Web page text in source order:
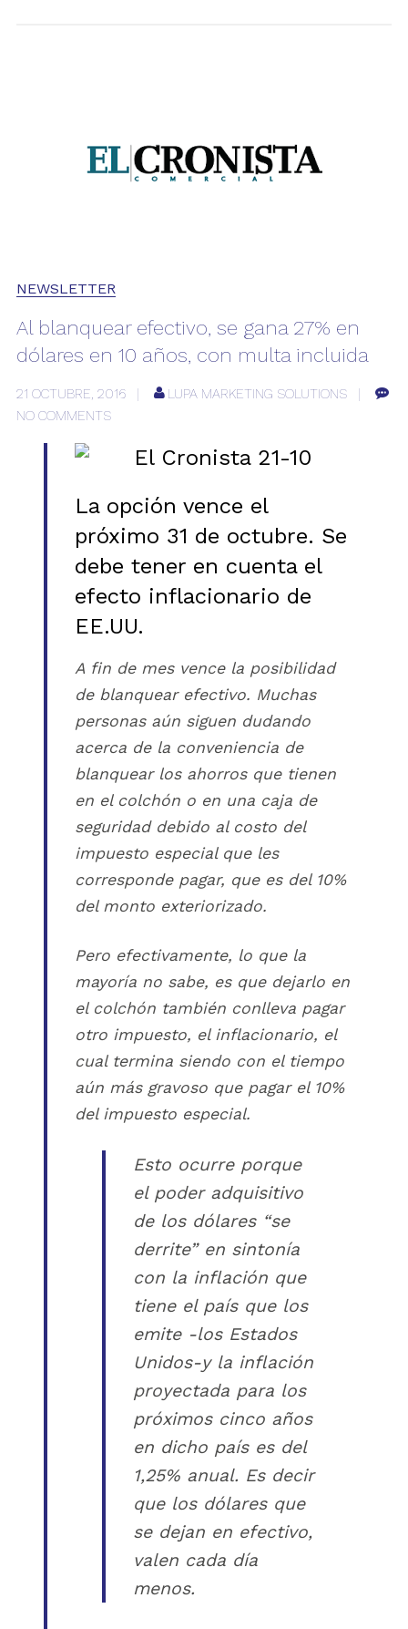
NEWSLETTER
Al blanquear efectivo, se gana 27% en
dólares en 10 años, con multa incluida
21 OCTUBRE, 2016
LUPA MARKETING SOLUTIONS
NO COMMENTS
La opción vence el
próximo 31 de octubre. Se
debe tener en cuenta el
efecto inflacionario de
EE.UU.
A fin de mes vence la posibilidad
de blanquear efectivo. Muchas
personas aún siguen dudando
acerca de la conveniencia de
blanquear los ahorros que tienen
en el colchón o en una caja de
seguridad debido al costo del
impuesto especial que les
corresponde pagar, que es del 10%
del monto exteriorizado.
Pero efectivamente, lo que la
mayoría no sabe, es que dejarlo en
el colchón también conlleva pagar
otro impuesto, el inflacionario, el
cual termina siendo con el tiempo
aún más gravoso que pagar el 10%
del impuesto especial.
Esto ocurre porque
el poder adquisitivo
de los dólares “se
derrite” en sintonía
con la inflación que
tiene el país que los
emite -los Estados
Unidos-y la inflación
proyectada para los
próximos cinco años
en dicho país es del
1,25% anual. Es decir
que los dólares que
se dejan en efectivo,
valen cada día
menos.